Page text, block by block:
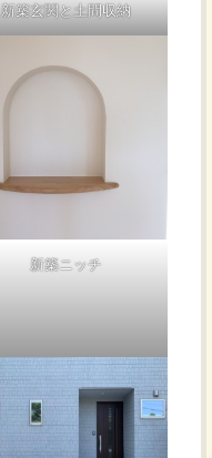
新築玄関と土間収納
新築ニッチ